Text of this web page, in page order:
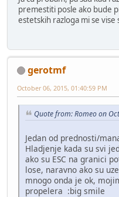
premestiti posle ako bude
estetskih razloga mi se
gerotmf
October 06, 2015, 01:40:59 PM
Quote from: Romeo on
Jedan od prednosti/
Hladjenje kada su svi
ako su ESC na granici
lose, naravno ako su
mnogo onda je ok,
propelera :big smile